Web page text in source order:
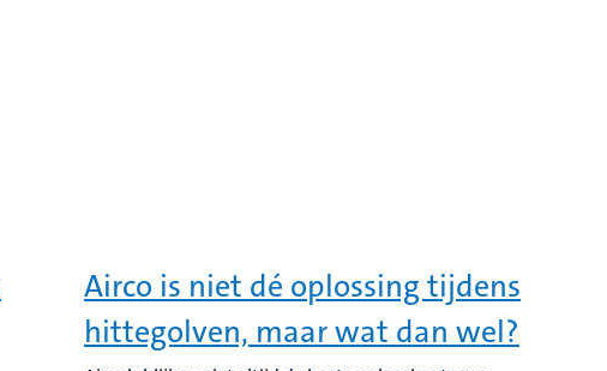
Airco is niet dé oplossing tijdens
hittegolven, maar wat dan wel?